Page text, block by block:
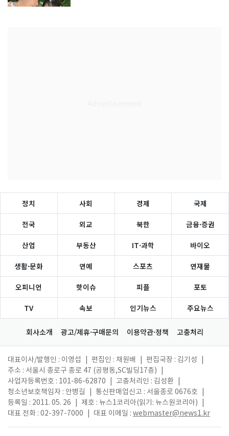
정치 사회 경제 국제
전국 외교 북한 금융·증권
산업 부동산 IT·과학 바이오
생활·문화 연예 스포츠 연재물
오피니언 핫이슈 피플 포토
TV 속보 인기뉴스 주요뉴스
회사소개 광고/제휴·구매문의 이용약관·정책 고충처리
대표이사/발행인 : 이영섭 편집인 : 채원배 편집국장 : 김기성
주소 : 서울시 종로구 종로 47 (공평동,SC빌딩17층)
사업자등록번호 : 101-86-62870
고충처리인 : 김성환
청소년보호책임자 : 안병길
통신판매업신고 : 서울종로 0676호
등록일 : 2011. 05. 26
제호 : 뉴스1코리아(읽기: 뉴스원코리아)
대표 전화 : 02-397-7000
대표 이메일 : webmaster@news1.kr